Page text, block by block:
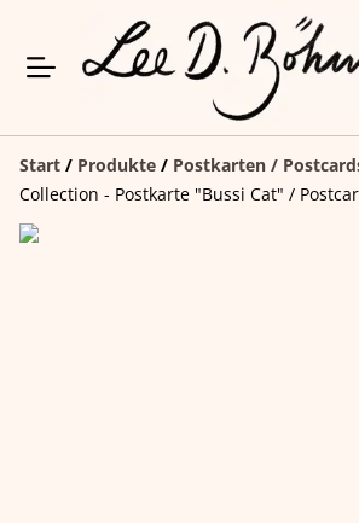
Start / Produkte / Postkarten /
Collection - Postkarte "Bussi Cat" /